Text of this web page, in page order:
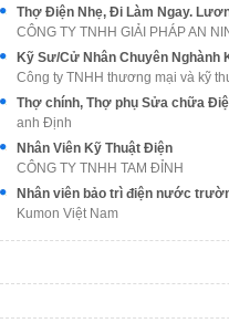
Thợ Điện Nhẹ, Đi Làm Ngay.
Công ty TNHH thương mại và kỹ
Thợ chính, Thợ phụ Sửa chữa
anh Định
Nhân Viên Kỹ Thuật Điện
CÔNG TY TNHH TAM ĐỈNH
Nhân viên bảo trì điện nước
Kumon Việt Nam